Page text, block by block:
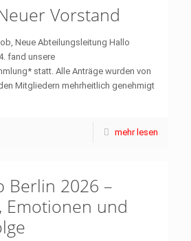
Vorstand
Neue Abteilungsleitung Hallo
fand unsere
statt. Alle Anträge wurden von
Mitgliedern mehrheitlich genehmigt
mehr lesen
Berlin 2026 –
Emotionen und